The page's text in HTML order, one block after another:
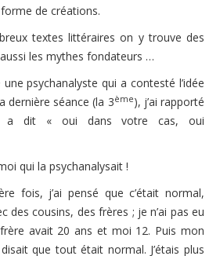
de créations.
textes littéraires on y trouve des
les mythes fondateurs …
une psychanalyste qui a contesté l’idée
dernière séance (la 3ème), j’ai rapporté
a dit « oui dans votre cas, oui
qui la psychanalysait !
fois, j’ai pensé que c’était normal,
des cousins, des frères ; je n’ai pas eu
avait 20 ans et moi 12. Puis mon
que tout était normal. J’étais plus